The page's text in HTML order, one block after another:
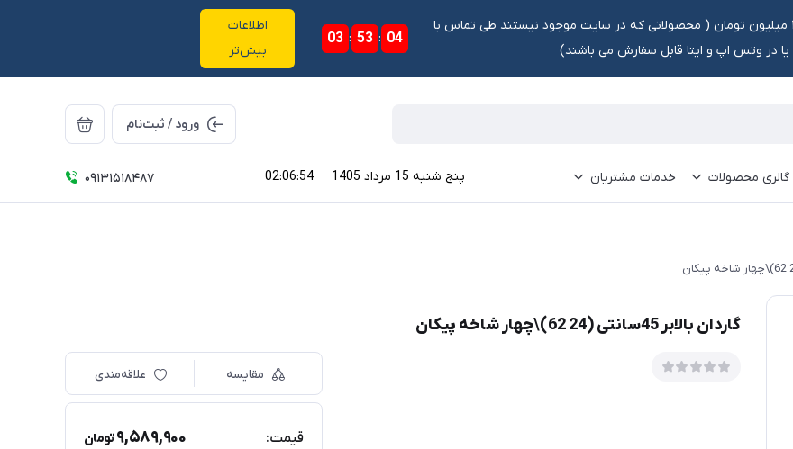
تخفیف ۵ درصد برای سفارشات بالای ۱۰ میلیون تومان ‌‌(‌‌ محصولاتی که در سایت موجود نیستند طی تماس با
03 : 53 : 04
اطلاعات
بیش‌تر
ورود / ثبت‌نام
گالری محصولات خدمات مشتریان پنج شنبه 15 مرداد 1405 02:06:55
09131518487
گاردان بالابر 45سانتی (24 62)\چهار شاخه پیکان
مقایسه علاقه‌مندی
قیمت: 9,589,900تومان